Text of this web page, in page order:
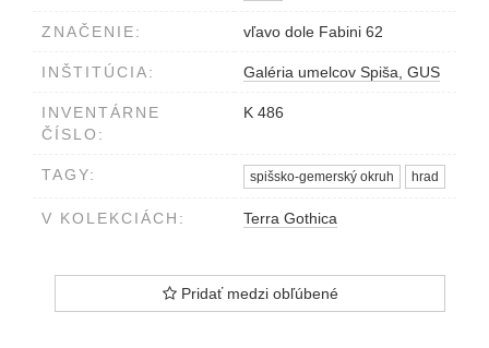
ZNAČENIE: vľavo dole Fabini 62
INŠTITÚCIA: Galéria umelcov Spiša, GUS
INVENTÁRNE
ČÍSLO:
K 486
TAGY: spišsko-gemerský okruh hrad
V KOLEKCIÁCH: Terra Gothica
Pridať medzi obľúbené